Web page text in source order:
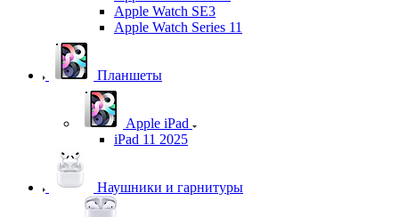
Apple Watch SE3
Apple Watch Series 11
Планшеты
Apple iPad
iPad 11 2025
Наушники и гарнитуры